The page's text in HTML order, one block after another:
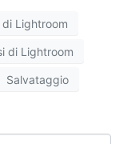
Lightroom
di Lightroom
Salvataggio